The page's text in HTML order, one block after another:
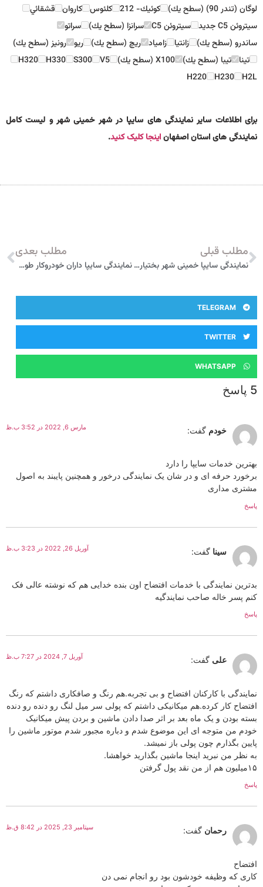
لوگان (تندر 90) (سطح يك)
كوئيك- 212 كلئوس كاروان قشقائي
سيتروئن C5 جديد
سيتروئن C5 سرانزا (سطح يك) سراتو
ساندرو (سطح يك) زانتيا زامياد ريچ (سطح يك) ريو رونيز (سطح يك)
تينا تيبا (سطح يك) X100 (سطح يك) V5
S300
H330
H320
H2L
H230
H220
برای اطلاعات سایر نمایندگی های سایپا در شهر خمینی شهر و لیست کامل
نمایندگی های استان اصفهاناینجا کلیک کنید.
مطلب قبلی
نمایندگی سایپا خمینی شهر بختیاری 3313
مطلب بعدی
نمایندگی سایپا داران خودروکار طوفان فریدن 3298
TELEGRAM
TWITTER
WHATSAPP
5 پاسخ
خودم گفت: مارس 6, 2022 در 3:52 ب.ظ
بهترین خدمات سایپا را دارد
برخورد حرفه ای و در شان یک نمایندگی درخور و همچنین پایبند به اصول
مشتری مداری
پاسخ
سینا گفت: آوریل 26, 2022 در 3:23 ب.ظ
بدترین نمایندگی با خدمات افتضاح اون بنده خدایی هم که نوشته عالی فک
کنم پسر خاله صاحب نمایندگیه
پاسخ
علی گفت: آوریل 7, 2024 در 7:27 ب.ظ
نمایندگی با کارکنان افتضاح و بی تجربه.هم رنگ و صافکاری داشتم که رنگ
افتضاح کار کرده.هم میکانیکی داشتم که پولی سر میل لنگ رو دنده رو دنده
بسته بودن و یک ماه بعد بر اثر صدا دادن ماشین و بردن پیش میکانیک
خودم من متوجه ای این موضوع شدم و دباره مجبور شدم موتور ماشین را
پایین بگذارم چون پولی باز نمیشد.
به نظر من نبرید اینجا ماشین بگذارید خواهشا.
۱۵میلیون هم از من نقد پول گرفتن
پاسخ
رحمان گفت: سپتامبر 23, 2025 در 8:42 ق.ظ
افتضاح
کاری که وظیفه خودشون بود رو انجام نمی دن